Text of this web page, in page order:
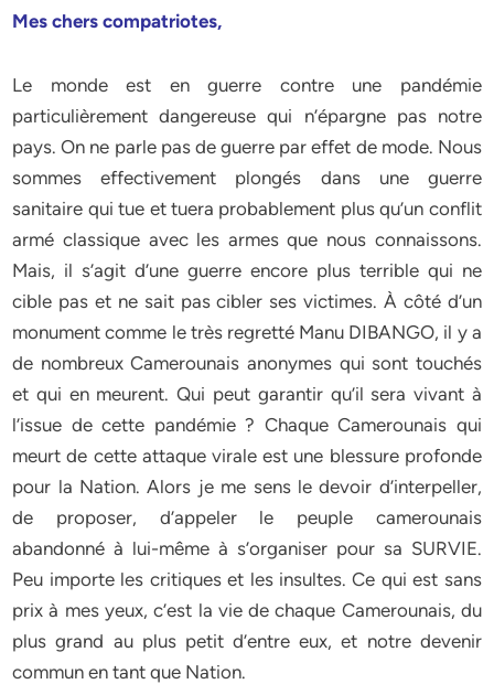
Mes chers compatriotes,
Le monde est en guerre contre une pandémie
particulièrement dangereuse qui n’épargne pas notre
pays. On ne parle pas de guerre par effet de mode. Nous
sommes effectivement plongés dans une guerre
sanitaire qui tue et tuera probablement plus qu’un conflit
armé classique avec les armes que nous connaissons.
Mais, il s’agit d’une guerre encore plus terrible qui ne
cible pas et ne sait pas cibler ses victimes. À côté d’un
monument comme le très regretté Manu DIBANGO, il y a
de nombreux Camerounais anonymes qui sont touchés
et qui en meurent. Qui peut garantir qu’il sera vivant à
l’issue de cette pandémie ? Chaque Camerounais qui
meurt de cette attaque virale est une blessure profonde
pour la Nation. Alors je me sens le devoir d’interpeller,
de proposer, d’appeler le peuple camerounais
abandonné à lui-même à s’organiser pour sa SURVIE.
Peu importe les critiques et les insultes. Ce qui est sans
prix à mes yeux, c’est la vie de chaque Camerounais, du
plus grand au plus petit d’entre eux, et notre devenir
commun en tant que Nation.